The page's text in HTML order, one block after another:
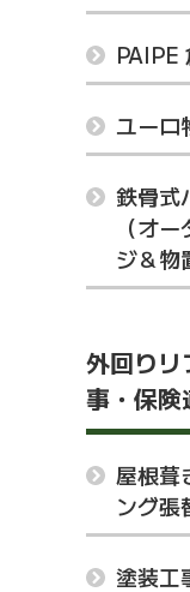
PAIPE
ユーロ
鉄骨式
（オ
ジ＆物
外回りリ
事・保険
屋根葺
ング張
塗装工